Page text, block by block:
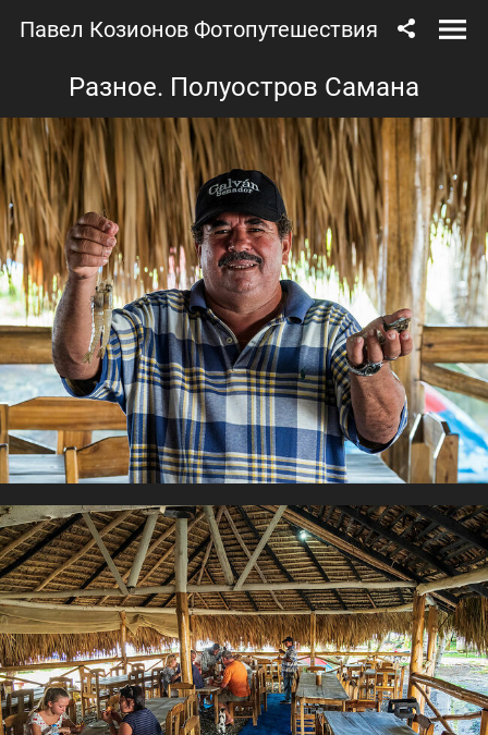
Павел Козионов Фотопутешествия
Разное. Полуостров Самана